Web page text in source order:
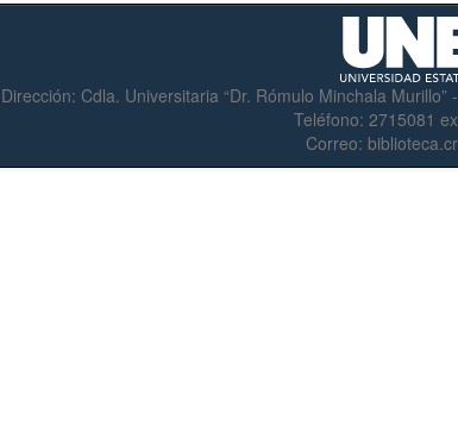
Dirección: Cdla. Universitaria “Dr. Rómulo Minchala
Teléfono: 2715081
Correo: